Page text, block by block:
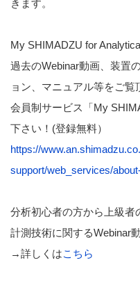
きます。
My SHIMADZU for
過去のWebinar動画、装置
ョン、マニュアル等をご覧
会員制サービス「My
下さい！(登録無料）
https://
support/web_services/
分析初心者の方から上級者
計測技術に関するWebinar
→詳しくはこちら